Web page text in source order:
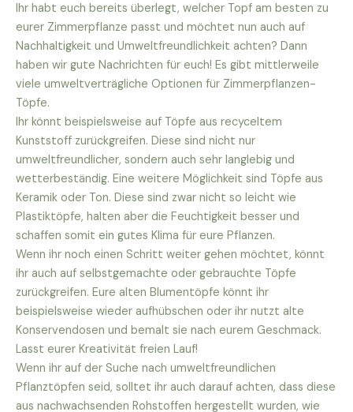
Ihr habt euch bereits überlegt, welcher Topf am besten zu
eurer Zimmerpflanze passt und möchtet nun auch auf
Nachhaltigkeit und Umweltfreundlichkeit achten? Dann
haben wir gute Nachrichten für euch! Es gibt mittlerweile
viele umweltverträgliche Optionen für Zimmerpflanzen-
Töpfe.
Ihr könnt beispielsweise auf Töpfe aus recyceltem
Kunststoff zurückgreifen. Diese sind nicht nur
umweltfreundlicher, sondern auch sehr langlebig und
wetterbeständig. Eine weitere Möglichkeit sind Töpfe aus
Keramik oder Ton. Diese sind zwar nicht so leicht wie
Plastiktöpfe, halten aber die Feuchtigkeit besser und
schaffen somit ein gutes Klima für eure Pflanzen.
Wenn ihr noch einen Schritt weiter gehen möchtet, könnt
ihr auch auf selbstgemachte oder gebrauchte Töpfe
zurückgreifen. Eure alten Blumentöpfe könnt ihr
beispielsweise wieder aufhübschen oder ihr nutzt alte
Konservendosen und bemalt sie nach eurem Geschmack.
Lasst eurer Kreativität freien Lauf!
Wenn ihr auf der Suche nach umweltfreundlichen
Pflanztöpfen seid, solltet ihr auch darauf achten, dass diese
aus nachwachsenden Rohstoffen hergestellt wurden, wie